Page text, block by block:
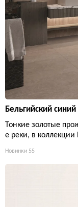
Бельгийский
Тонкие золотые
е реки, в коллекции
Новинки 55